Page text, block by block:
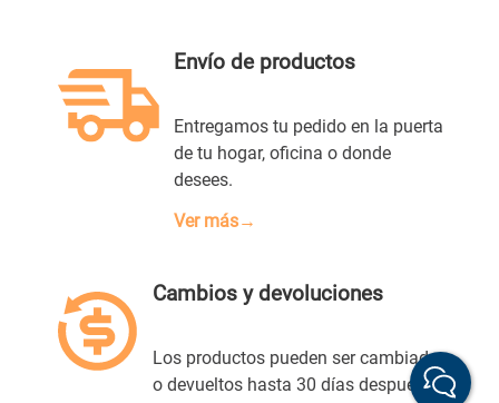
Envío de productos
Entregamos tu pedido en la puerta
de tu hogar, oficina o donde
desees.
Ver más→
Cambios y devoluciones
Los productos pueden ser cambiados
o devueltos hasta 30 días después de